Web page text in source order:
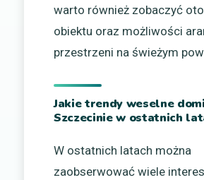
warto również zobaczyć
obiektu oraz możliwości
przestrzeni na świeżym
Jakie trendy weselne
Szczecinie w ostatnich
W ostatnich latach można
zaobserwować wiele